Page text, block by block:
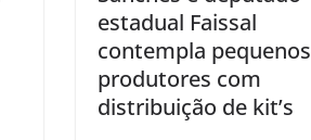
estadual Faissal
contempla pequenos
produtores com
distribuição de kit’s